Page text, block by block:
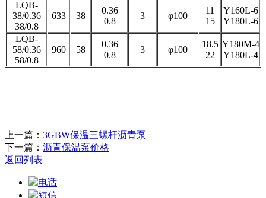
LQB-
38/0.36
38/0.8
633 38
0.36
0.8
3 φ100
11
15
Y160L-6
Y180L-6
LQB-
58/0.36
58/0.8
960 58
0.36
0.8
3 φ100
18.5
22
Y180M-4
Y180L-4
上一篇： 3GBW保温三螺杆沥青泵
下一篇： 沥青保温泵价格
返回列表
电话
短信